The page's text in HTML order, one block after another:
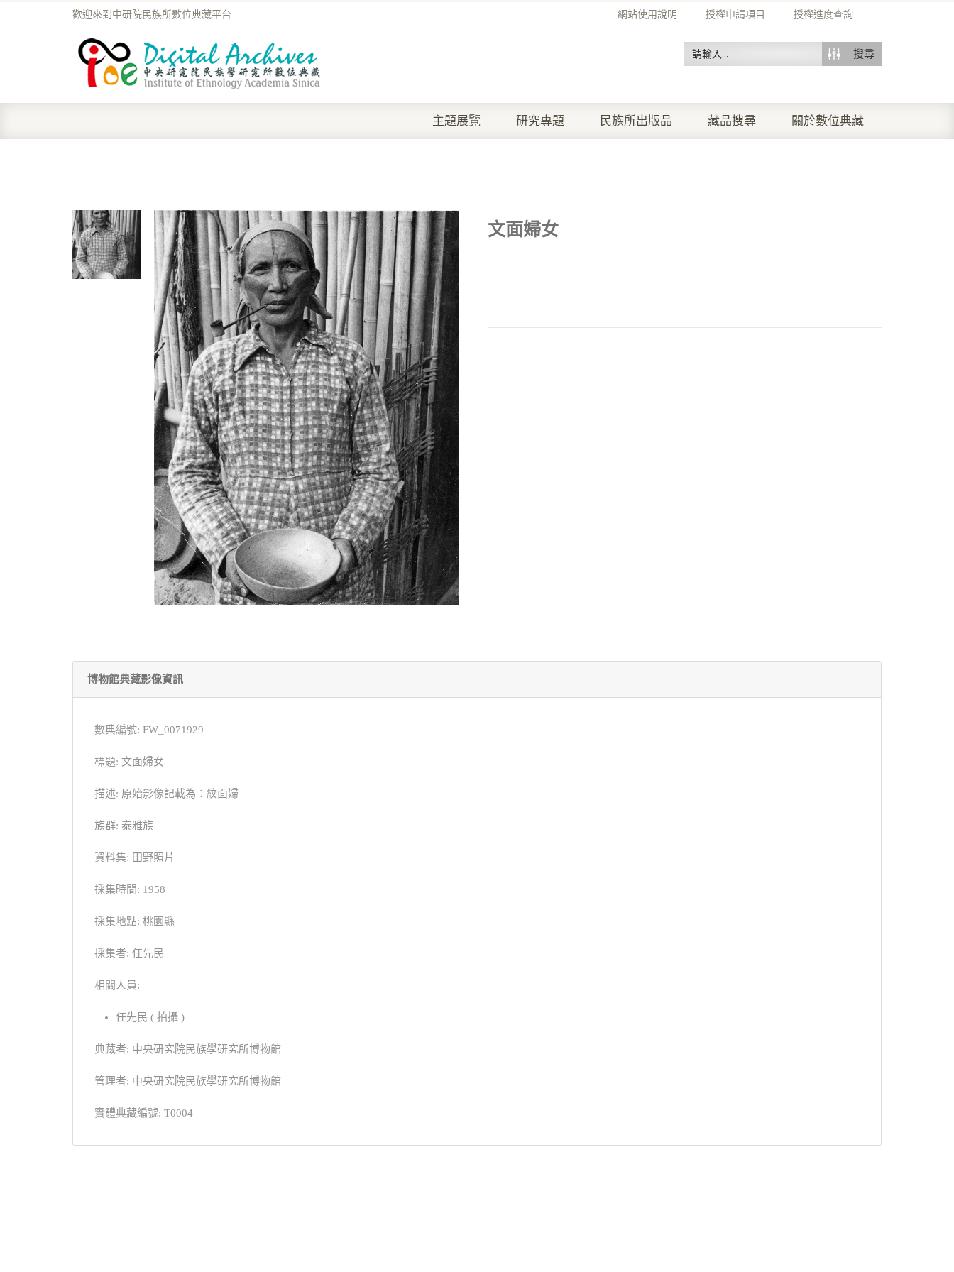
網站使用說明 授權申請項目 授權進度查詢
歡迎來到中研院民族所數位典藏平台
搜尋
主題展覽 研究專題 民族所出版品 藏品搜尋 關於數位典藏
文面婦女
博物館典藏影像資訊
數典編號: FW_0071929
標題: 文面婦女
描述: 原始影像記載為：紋面婦
族群: 泰雅族
資料集: 田野照片
採集時間: 1958
採集地點: 桃園縣
採集者: 任先民
相關人員:
任先民 ( 拍攝 )
典藏者: 中央研究院民族學研究所博物館
管理者: 中央研究院民族學研究所博物館
實體典藏編號: T0004